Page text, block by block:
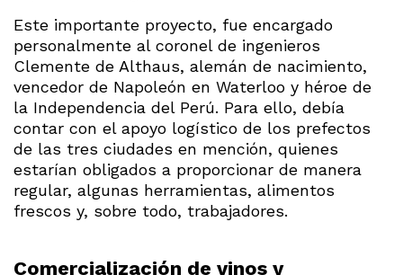
Este importante proyecto, fue encargado
personalmente al coronel de ingenieros
Clemente de Althaus, alemán de nacimiento,
vencedor de Napoleón en Waterloo y héroe de
la Independencia del Perú. Para ello, debía
contar con el apoyo logístico de los prefectos
de las tres ciudades en mención, quienes
estarían obligados a proporcionar de manera
regular, algunas herramientas, alimentos
frescos y, sobre todo, trabajadores.
Comercialización de vinos y